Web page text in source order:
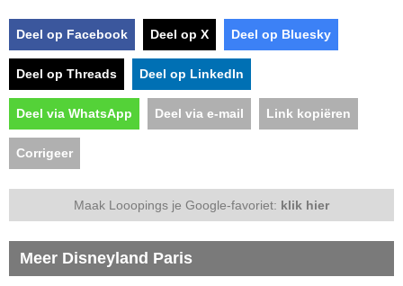
Deel op Facebook Deel op X Deel op Bluesky
Deel op Threads Deel op LinkedIn
Deel via WhatsApp Deel via e-mail Link kopiëren
Corrigeer
Maak Looopings je Google-favoriet: klik hier
Meer Disneyland Paris